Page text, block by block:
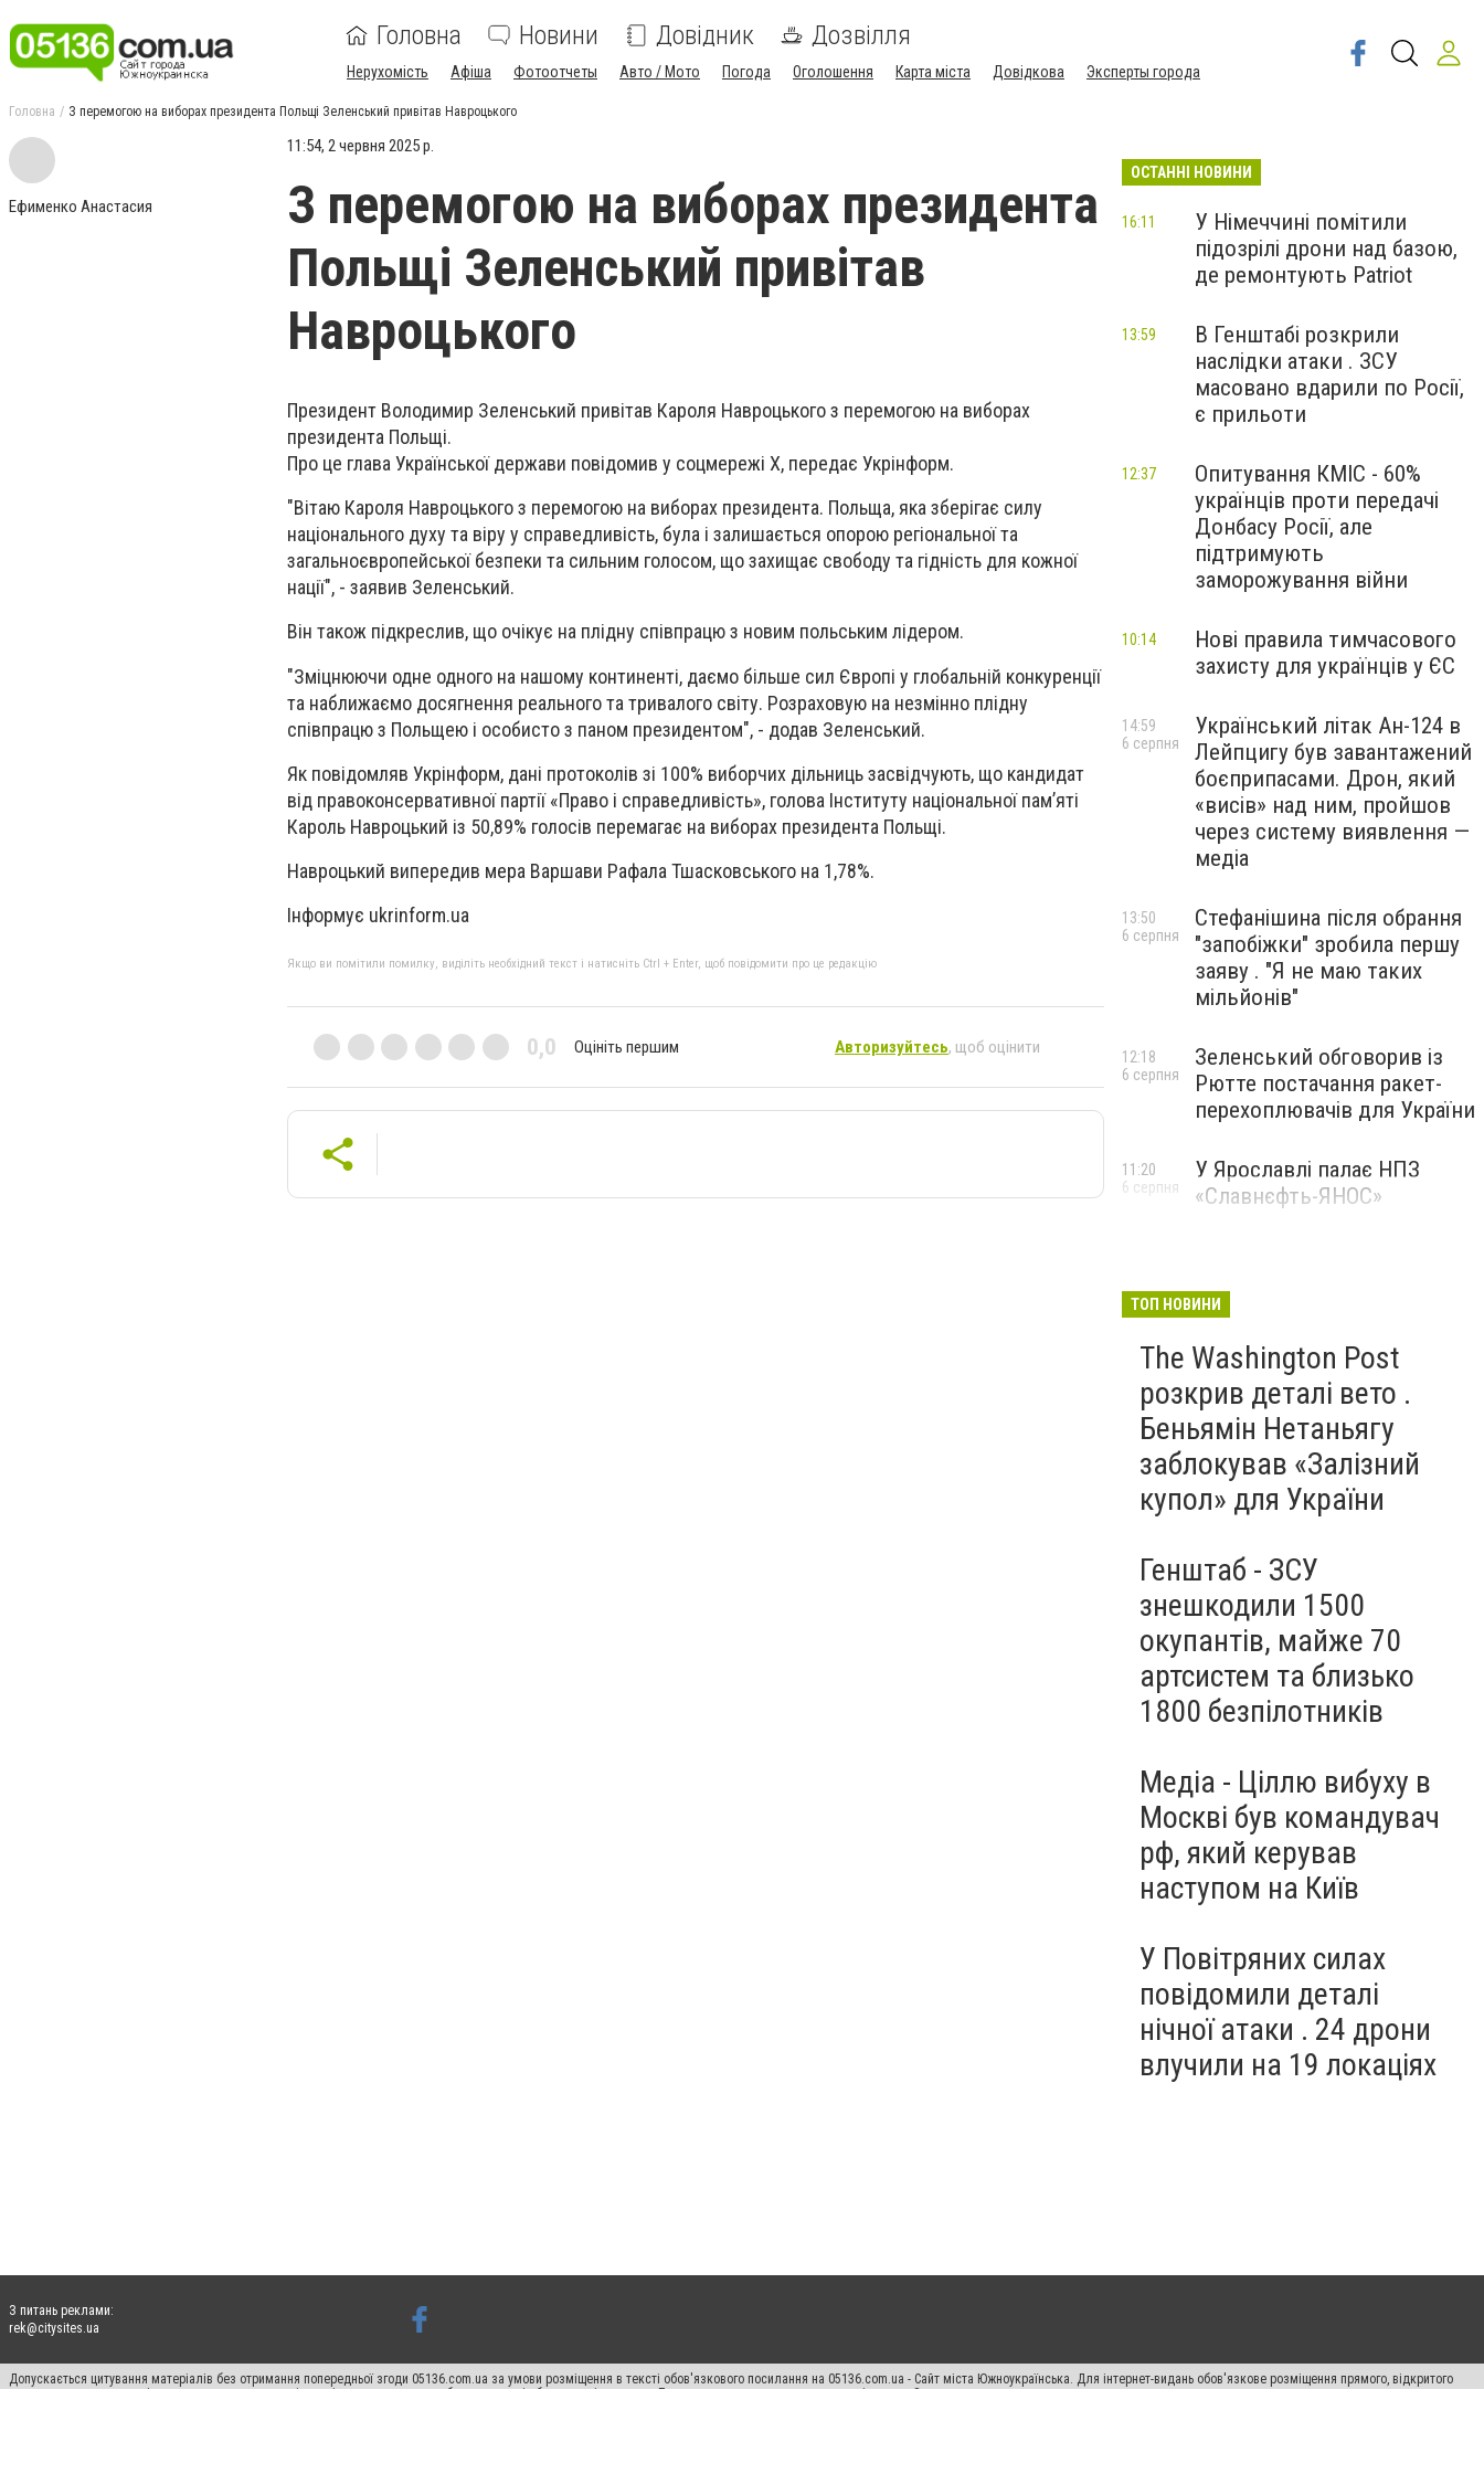
Головна Новини Довідник Дозвілля
Нерухомість Афіша Фотоотчеты Авто / Мото Погода Оголошення Карта міста Довідкова Эксперты города
Головна З перемогою на виборах президента Польщі Зеленський привітав Навроцького
Ефименко Анастасия
11:54, 2 червня 2025 р.
З перемогою на виборах президента
Польщі Зеленський привітав
Навроцького
Президент Володимир Зеленський привітав Кароля Навроцького з перемогою на виборах
президента Польщі.
Про це глава Української держави повідомив у соцмережі Х, передає Укрінформ.
"Вітаю Кароля Навроцького з перемогою на виборах президента. Польща, яка зберігає силу
національного духу та віру у справедливість, була і залишається опорою регіональної та
загальноєвропейської безпеки та сильним голосом, що захищає свободу та гідність для кожної
нації", - заявив Зеленський.
Він також підкреслив, що очікує на плідну співпрацю з новим польським лідером.
"Зміцнюючи одне одного на нашому континенті, даємо більше сил Європі у глобальній конкуренції
та наближаємо досягнення реального та тривалого світу. Розраховую на незмінно плідну
співпрацю з Польщею і особисто з паном президентом", - додав Зеленський.
Як повідомляв Укрінформ, дані протоколів зі 100% виборчих дільниць засвідчують, що кандидат
від правоконсервативної партії «Право і справедливість», голова Інституту національної пам’яті
Кароль Навроцький із 50,89% голосів перемагає на виборах президента Польщі.
Навроцький випередив мера Варшави Рафала Тшасковського на 1,78%.
Інформує ukrinform.ua
Якщо ви помітили помилку, виділіть необхідний текст і натисніть Ctrl + Enter, щоб повідомити про це редакцію
0,0 Оцініть першим Авторизуйтесь, щоб оцінити
ОСТАННІ НОВИНИ
У Німеччині помітили
підозрілі дрони над базою,
де ремонтують Patriot
16:11
В Генштабі розкрили
наслідки атаки . ЗСУ
масовано вдарили по Росії,
є прильоти
13:59
Опитування КМІС - 60%
українців проти передачі
Донбасу Росії, але
підтримують
заморожування війни
12:37
Нові правила тимчасового
захисту для українців у ЄС
10:14
Український літак Ан-124 в
Лейпцигу був завантажений
боєприпасами. Дрон, який
«висів» над ним, пройшов
через систему виявлення —
медіа
14:59
6 серпня
Стефанішина після обрання
"запобіжки" зробила першу
заяву . "Я не маю таких
мільйонів"
13:50
6 серпня
Зеленський обговорив із
Рютте постачання ракет-
перехоплювачів для України
12:18
6 серпня
У Ярославлі палає НПЗ
«Славнєфть-ЯНОС»
11:20
6 серпня
ТОП НОВИНИ
The Washington Post
розкрив деталі вето .
Беньямін Нетаньягу
заблокував «Залізний
купол» для України
Генштаб - ЗСУ
знешкодили 1500
окупантів, майже 70
артсистем та близько
1800 безпілотників
Медіа - Ціллю вибуху в
Москві був командувач
рф, який керував
наступом на Київ
У Повітряних силах
повідомили деталі
нічної атаки . 24 дрони
влучили на 19 локаціях
З питань реклами:
rek@citysites.ua
Допускається цитування матеріалів без отримання попередньої згоди 05136.com.ua за умови розміщення в тексті обов'язкового посилання на 05136.com.ua - Сайт міста Южноукраїнська. Для інтернет-видань обов'язкове розміщення прямого, відкритого
для пошукових систем гіперпосилання на цитовані статті не нижче другого абзацу в тексті або в якості джерела. Порушення виняткових прав переслідується Законом.